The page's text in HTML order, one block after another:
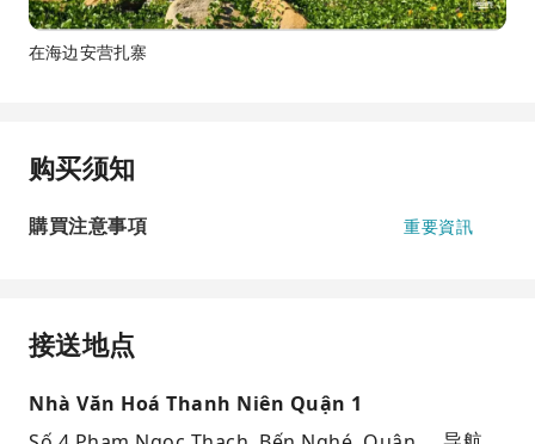
在海边安营扎寨
购买须知
購買注意事項 重要資訊
接送地点
Nhà Văn Hoá Thanh Niên Quận 1